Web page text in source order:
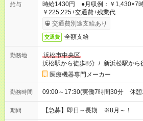
給与
時給1430円 ●月収例：￥1,430×7
￥225,225+交通費+残業代
交通費別途支給あり
交通費 全額支給
勤務地
浜松市中央区
浜松駅から徒歩8分 / 新浜松駅から
医療機器専門メーカー
勤務時間 09:00～17:30(実働7時間30分 休憩
期間 【急募】即日～長期 ※8月～！